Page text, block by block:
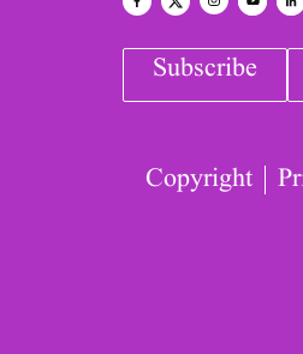
Subscribe
Copyright